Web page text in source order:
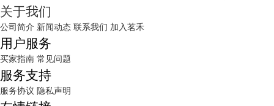
关于我们
公司简介 新闻动态 联系我们 加入茗禾
用户服务
买家指南 常见问题
服务支持
服务协议 隐私声明